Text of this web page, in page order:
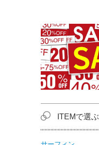
ITEMで選ぶ